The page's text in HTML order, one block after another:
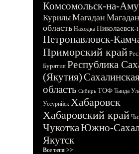
Комсомольск-на-
КурилыМагадан
область Находка
Петропавловск-
Приморский край
Бурятия Республика
(Якутия)
область Сибирь ТОФ Тында
Уссурийск Хабаровск
Хабаровский край
ЧукоткаЮжно-
Якутск
Все теги >>